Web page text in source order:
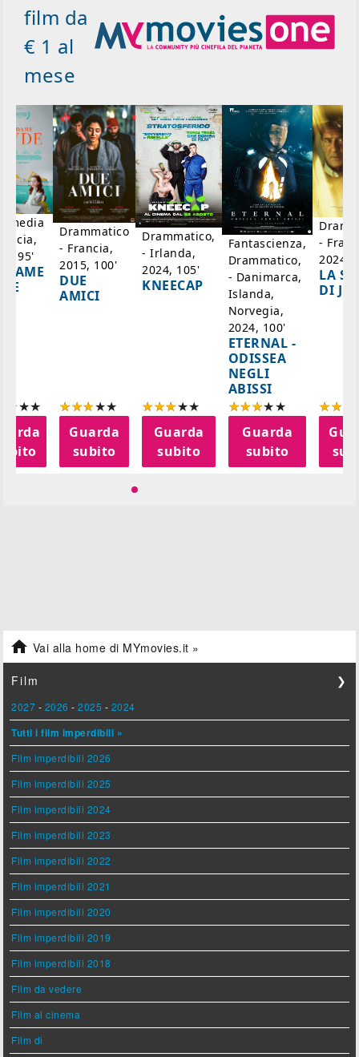
film da
€ 1 al
mese
95'
Drammatico
- Francia,
2015, 100'
DUE
AMICI
Guarda
subito
Drammatico,
- Irlanda,
2024, 105'
KNEECAP
Guarda
subito
Fantascienza,
Drammatico,
- Danimarca,
Islanda,
Norvegia,
2024, 100'
ETERNAL -
ODISSEA
NEGLI
ABISSI
Guarda
subito
-
2024,
LA
DI
 Vai alla home di MYmovies.it »
Film ❯
2027 - 2026 -2025 - 2024
Tutti i film imperdibili »
Film imperdibili 2026
Film imperdibili 2025
Film imperdibili 2024
Film imperdibili 2023
Film imperdibili 2022
Film imperdibili 2021
Film imperdibili 2020
Film imperdibili 2019
Film imperdibili 2018
Film da vedere
Film al cinema
Film di